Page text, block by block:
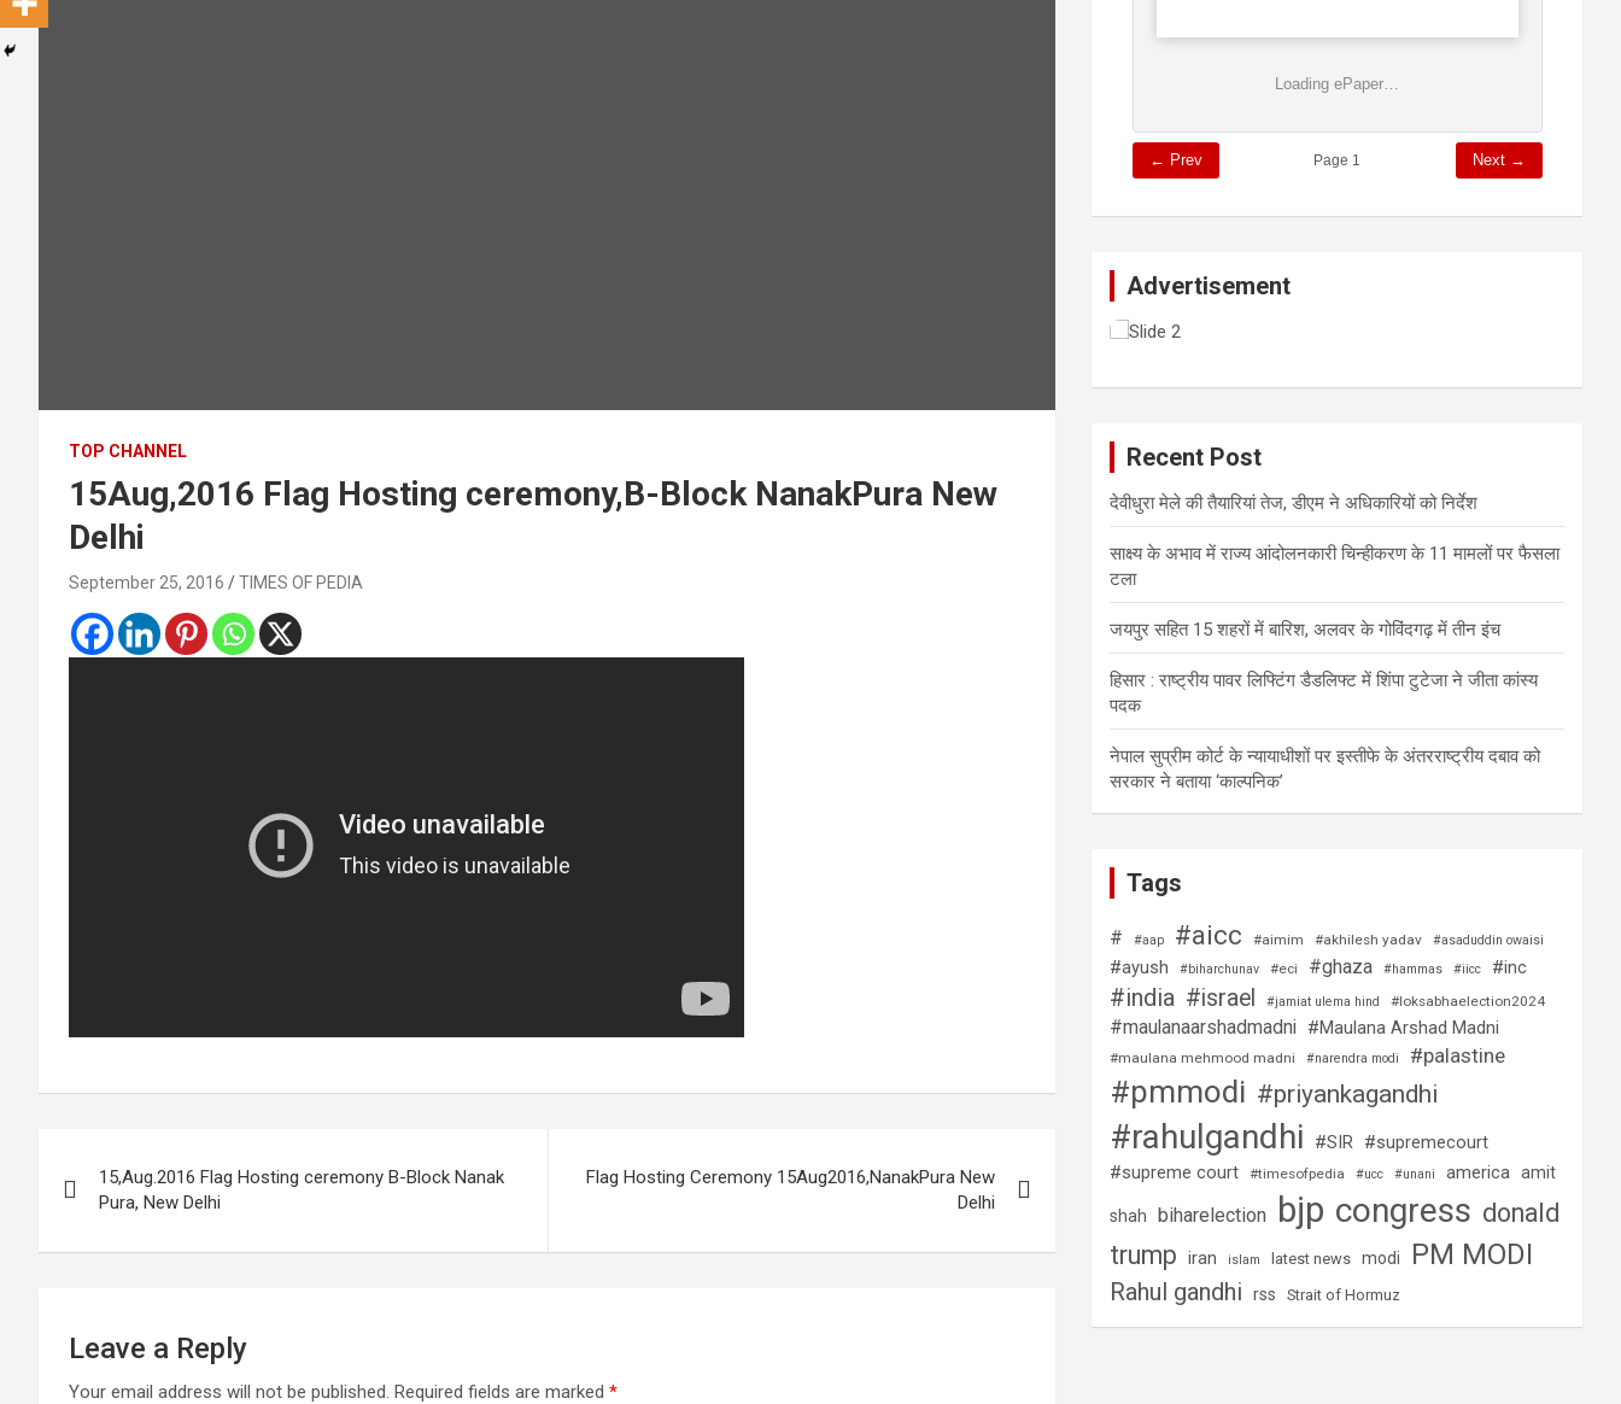
TOP CHANNEL
15Aug,2016 Flag Hosting ceremony,B-Block NanakPura New
Delhi
September 25, 2016 TIMES OF PEDIA
navigation
15,Aug.2016 Flag Hosting ceremony B-Block Nanak
Pura, New Delhi
Flag Hosting Ceremony 15Aug2016,NanakPura New
Delhi
Leave a Reply
Your email address will not be published. Required fields are marked *
Loading ePaper…
← Prev Page 1 Next →
Advertisement
Recent Post
देवीधुरा मेले की तैयारियां तेज, डीएम ने अधिकारियों को निर्देश
साक्ष्य के अभाव में राज्य आंदोलनकारी चिन्हीकरण के 11 मामलों पर फैसला
टला
जयपुर सहित 15 शहरों में बारिश, अलवर के गोविंदगढ़ में तीन इंच
हिसार : राष्ट्रीय पावर लिफ्टिंग डैडलिफ्ट में शिंपा टुटेजा ने जीता कांस्य
पदक
नेपाल सुप्रीम कोर्ट के न्यायाधीशों पर इस्तीफे के अंतरराष्ट्रीय दबाव को
सरकार ने बताया ‘काल्पनिक’
Tags
# #aap #aicc #aimim #akhilesh yadav #asaduddin owaisi
#ayush #biharchunav #eci #ghaza #hammas #iicc #inc
#india #israel #jamiat ulema hind #loksabhaelection2024
#maulanaarshadmadni #Maulana Arshad Madni
#maulana mehmood madni #narendra modi #palastine
#pmmodi #priyankagandhi
#rahulgandhi #SIR #supremecourt
#supreme court
#timesofpedia #ucc #unani america amit
shah biharelection bjp congress donald
trump iran islam latest news modi PM MODI
Rahul gandhi rss Strait of Hormuz